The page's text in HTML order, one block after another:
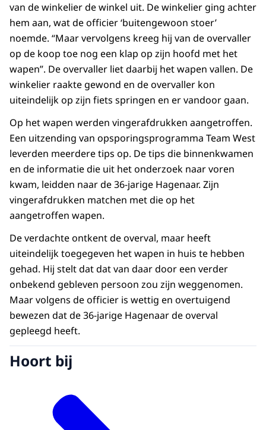
van de winkelier de winkel uit. De winkelier ging achter
hem aan, wat de officier ‘buitengewoon stoer’
noemde. “Maar vervolgens kreeg hij van de overvaller
op de koop toe nog een klap op zijn hoofd met het
wapen”. De overvaller liet daarbij het wapen vallen. De
winkelier raakte gewond en de overvaller kon
uiteindelijk op zijn fiets springen en er vandoor gaan.
Op het wapen werden vingerafdrukken aangetroffen.
Een uitzending van opsporingsprogramma Team West
leverden meerdere tips op. De tips die binnenkwamen
en de informatie die uit het onderzoek naar voren
kwam, leidden naar de 36-jarige Hagenaar. Zijn
vingerafdrukken matchen met die op het
aangetroffen wapen.
De verdachte ontkent de overval, maar heeft
uiteindelijk toegegeven het wapen in huis te hebben
gehad. Hij stelt dat dat van daar door een verder
onbekend gebleven persoon zou zijn weggenomen.
Maar volgens de officier is wettig en overtuigend
bewezen dat de 36-jarige Hagenaar de overval
gepleegd heeft.
Hoort bij